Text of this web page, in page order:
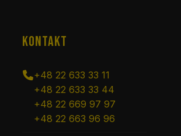
KONTAKT
+48 22 633 33 11
+48 22 633 33 44
+48 22 669 97 97
+48 22 663 96 96